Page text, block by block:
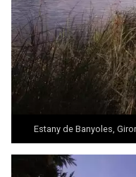
Estany de Banyoles,